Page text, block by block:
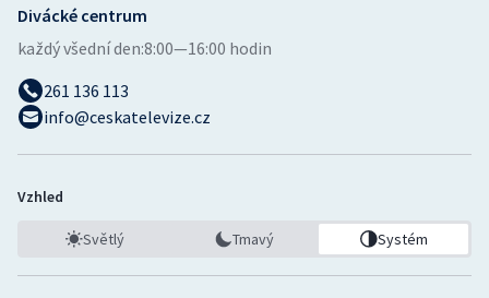
Divácké centrum
každý všední den:8:00—16:00 hodin
261 136 113
info@ceskatelevize.cz
Vzhled
Světlý Tmavý Systém